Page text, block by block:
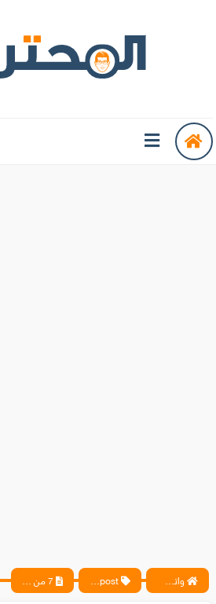
واتس آب ، فيسبوك ، أنترنت ، شروحات تقنية حصرية - المحترف blogpost 7 من أكثر المشكلات شيوعا التي يواجهها مستخدمو نتفليكس وكيفية إصلاحها